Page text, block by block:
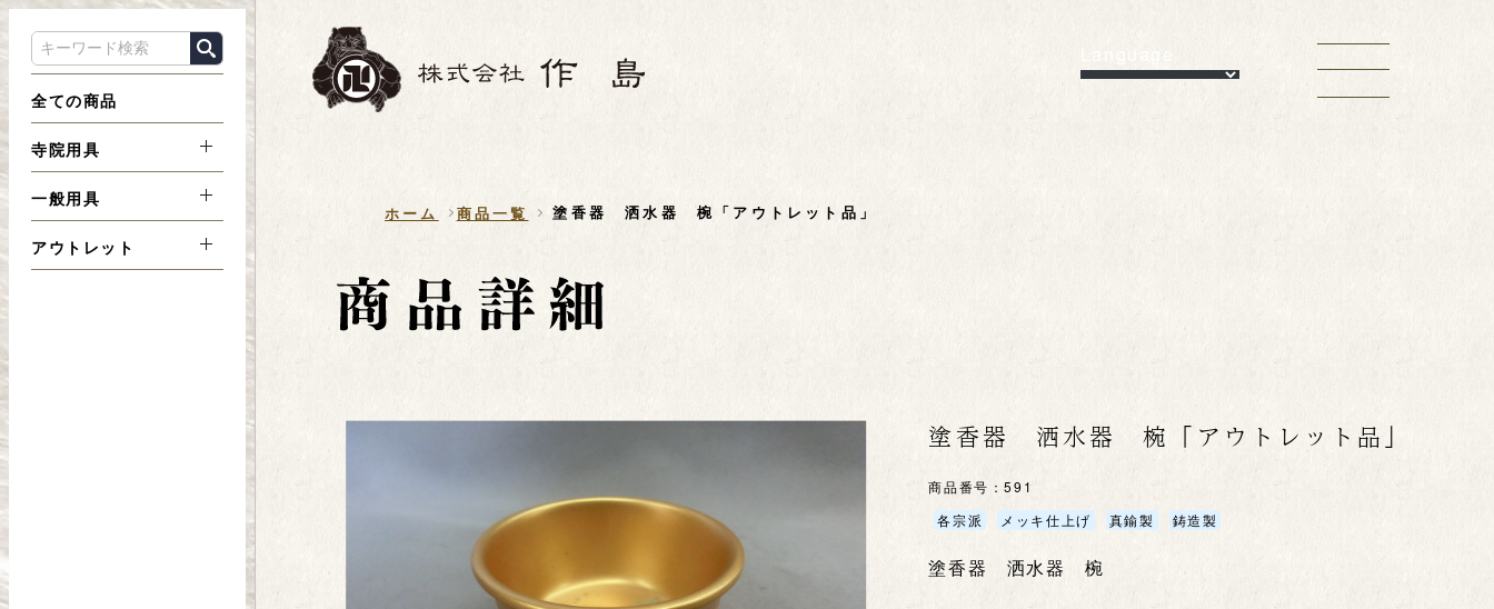
全ての商品
寺院用具
一般用具
アウトレット
Language
ホーム 商品一覧 塗香器 洒水器 椀「アウトレット品」
塗香器 洒水器 椀「アウトレット品」
商品番号：591
各宗派
メッキ仕上げ 真鍮製 鋳造製
塗香器 洒水器 椀